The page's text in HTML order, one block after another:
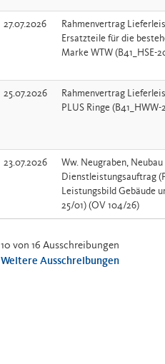
27.07.2026
Rahmenvertrag
Ersatzteile für die
Marke WTW (B41_HSE-
25.07.2026
Rahmenvertrag
PLUS Ringe
23.07.2026
Ww. Neugraben,
Dienstleistungsauftrag
Leistungsbild Gebäude
25/01) (OV 104/26)
10 von 16 Ausschreibungen
Weitere Ausschreibungen